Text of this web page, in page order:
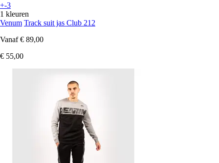
+-3
1 kleuren
Venum Track suit jas Club 212
Vanaf € 89,00
€ 55,00